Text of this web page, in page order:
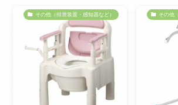
その他（排泄装置・感知器など） その他